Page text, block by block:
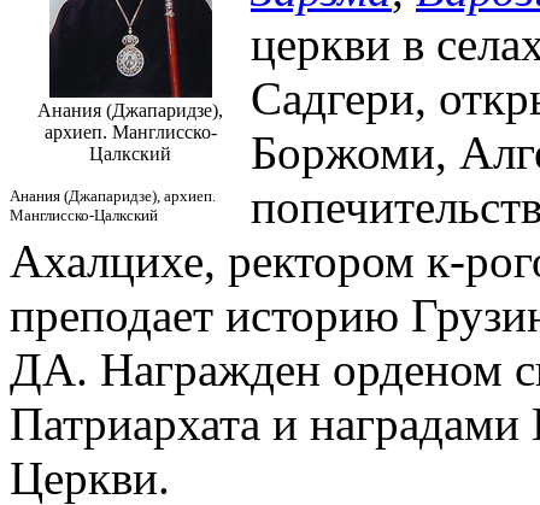
Анания (Джапаридзе),
архиеп. Манглисско-
Цалкский
Анания (Джапаридзе), архиеп.
Манглисско-Цалкский
церкви в
Садгери,
Боржоми,
Ахалцихе, ректором к-
преподает историю
ДА. Награжден орденом
Патриархата и
Церкви.